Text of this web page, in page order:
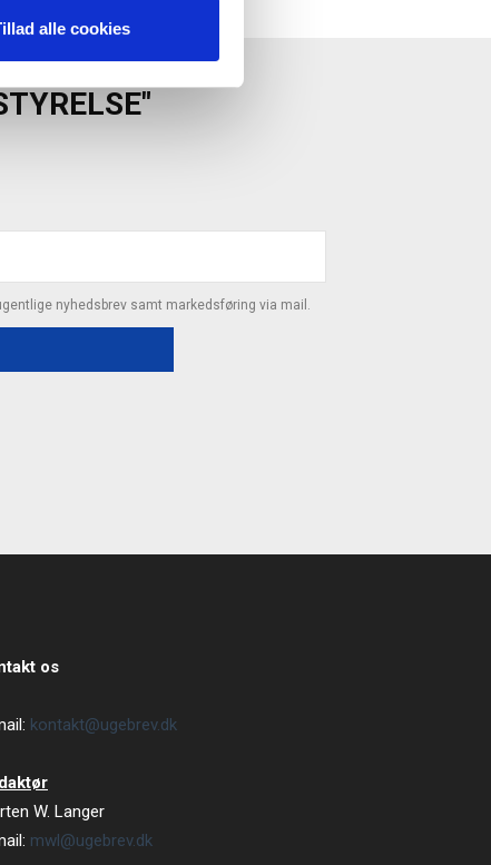
alle cookies
nyhedsbrev samt markedsføring via mail.
os
kontakt@ugebrev.dk
W. Langer
mwl@ugebrev.dk